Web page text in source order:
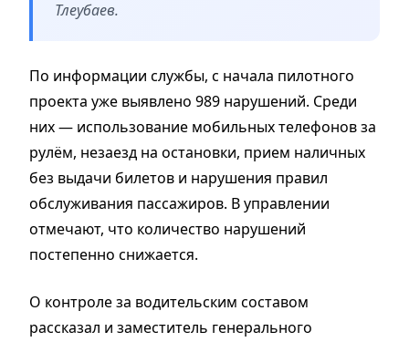
Тлеубаев.
По информации службы, с начала пилотного
проекта уже выявлено 989 нарушений. Среди
них — использование мобильных телефонов за
рулём, незаезд на остановки, прием наличных
без выдачи билетов и нарушения правил
обслуживания пассажиров. В управлении
отмечают, что количество нарушений
постепенно снижается.
О контроле за водительским составом
рассказал и заместитель генерального